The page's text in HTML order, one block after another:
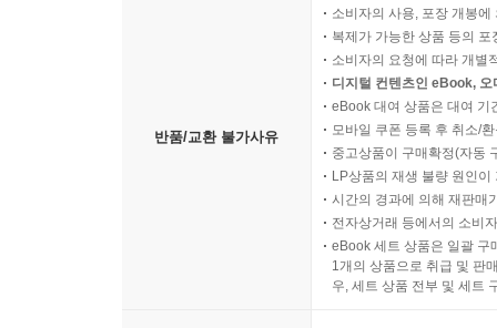
반품/교환 불가사유
소비자의 사용, 포장 개봉
복제가 가능한 상품 등의
소비자의 요청에 따라 개별
디지털 컨텐츠인 eBook,
eBook 대여 상품은 대여 기
모바일 쿠폰 등록 후 취소/
중고상품이 구매확정(자동
LP상품의 재생 불량 원인
시간의 경과에 의해 재판매
전자상거래 등에서의 소비
eBook 세트 상품은 일괄 구
1개의 상품으로 취급 및 판
우, 세트 상품 전부 및 세트